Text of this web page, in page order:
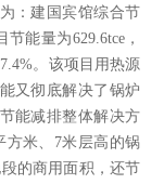
：建国宾馆综合节
节能量为629.6tce，
。该项目用热源
又彻底解决了锅炉
能减排整体解决方
方米、 7米层高的锅
的商用面积，还节